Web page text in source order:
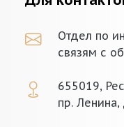
Отдел по
связям с
655019,
пр. Ленина,